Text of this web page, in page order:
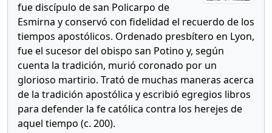
fue discípulo de san Policarpo de
Esmirna y conservó con fidelidad el recuerdo de los
tiempos apostólicos. Ordenado presbítero en Lyon,
fue el sucesor del obispo san Potino y, según
cuenta la tradición, murió coronado por un
glorioso martirio. Trató de muchas maneras acerca
de la tradición apostólica y escribió egregios libros
para defender la fe católica contra los herejes de
aquel tiempo (c. 200).